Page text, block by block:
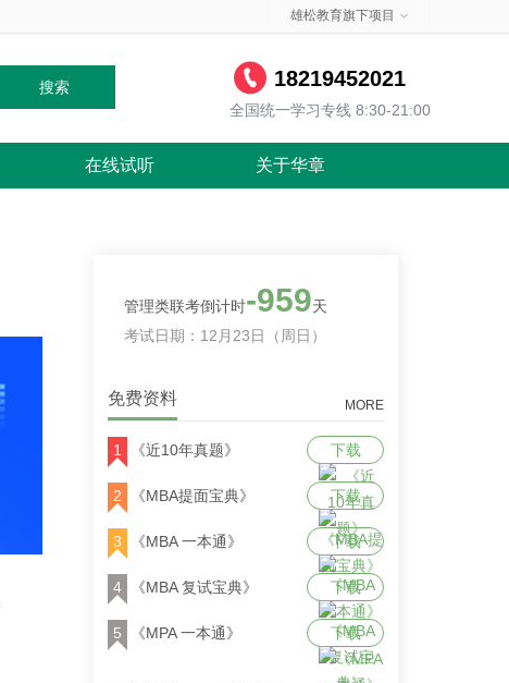
雄松教育旗下项目
搜索 18219452021
全国统一学习专线 8:30-21:00
在线试听 关于华章
管理类联考倒计时-959天
考试日期：12月23日（周日）
免费资料 MORE
1 《近10年真题》 下载
2 《MBA提面宝典》 下载
3 《MBA 一本通》 下载
4 《MBA 复试宝典》 下载
5 《MPA 一本通》 下载